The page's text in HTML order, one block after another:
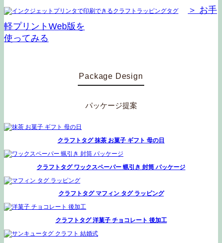
＞ お手
軽プリントWeb版を
使ってみる
Package Design
パッケージ提案
クラフトタグ 抹茶 お菓子 ギフト 母の日
クラフトタグ ワックスペーパー 蝋引き 封筒 パッケージ
クラフトタグ マフィン タグ ラッピング
クラフトタグ 洋菓子 チョコレート 後加工